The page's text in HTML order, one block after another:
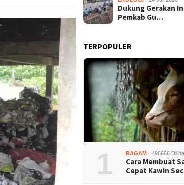
Dukung Gerakan
Pemkab Gu…
TERPOPULER
1 RAGAM 496666
Cara Membuat
Cepat Kawin